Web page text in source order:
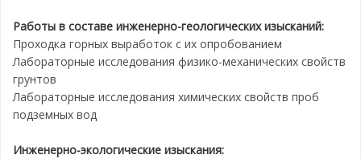
Работы в составе инженерно-геологических изысканий:
Проходка горных выработок с их опробованием
Лабораторные исследования физико-механических свойств
грунтов
Лабораторные исследования химических свойств проб
подземных вод
Инженерно-экологические изыскания: